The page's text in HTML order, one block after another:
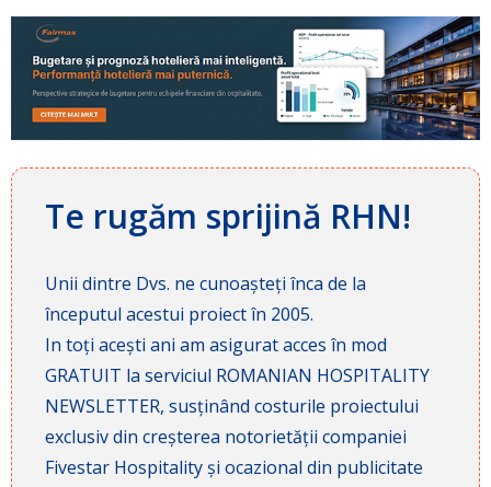
Te rugăm sprijină RHN!
Unii dintre Dvs. ne cunoașteți înca de la
începutul acestui proiect în 2005.
In toți acești ani am asigurat acces în mod
GRATUIT la serviciul ROMANIAN HOSPITALITY
NEWSLETTER, susținând costurile proiectului
exclusiv din creșterea notorietății companiei
Fivestar Hospitality și ocazional din publicitate